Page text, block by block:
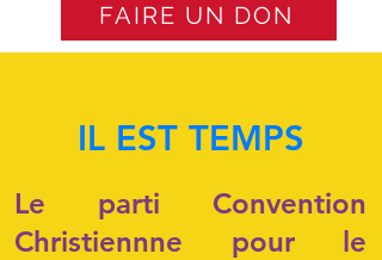
FAIRE UN DON
IL EST TEMPS
Le parti Convention
Christiennne pour le